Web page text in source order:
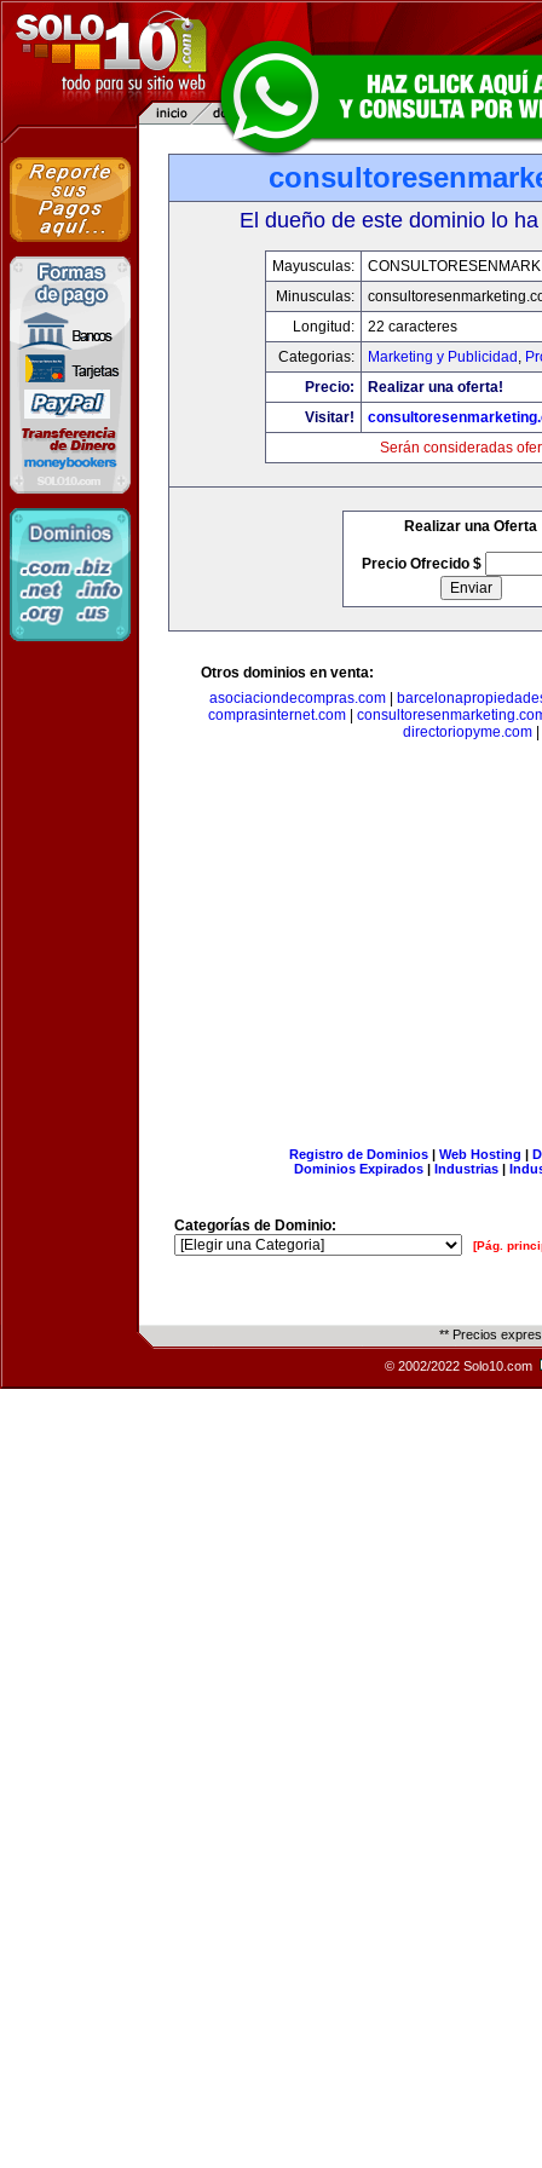
El dueño de este dominio lo
Mayusculas:
Minusculas:
Longitud:
22 caracteres
Categorias:
Marketing y Publicidad ,
Precio:
Realizar una oferta!
Visitar!
Serán consideradas
Realizar una Oferta
Precio Ofrecido $
Otros dominios en venta:
asociaciondecompras.com|
comprasinternet.com|
directoriopyme.com|
Registro de Dominios| Web Hosting |
Dominios Expirados | Industrias |
Categorías de Dominio:
[Pág.
** Precios
© 2002/2022 Solo10.com